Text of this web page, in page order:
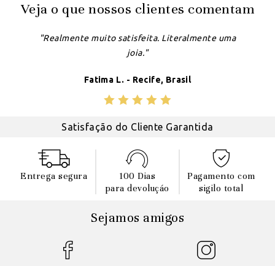
Veja o que nossos clientes comentam
"Realmente muito satisfeita. Literalmente uma
joia."
Fatima L. - Recife, Brasil
Satisfação do Cliente Garantida
Entrega segura
100 Dias
para devoluçáo
Pagamento com
sigilo total
Sejamos amigos